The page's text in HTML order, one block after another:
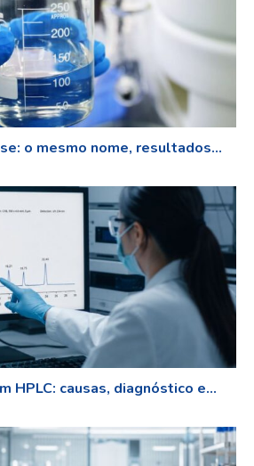
o mesmo nome, resultados...
HPLC: causas, diagnóstico e...